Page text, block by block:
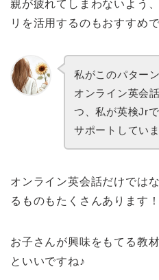
親が疲れてしまわないよう
リを活用するのもおすすめで
私がこのパター
オンライン英会
つ、私が英検Jr
サポートしていま
オンライン英会話だけでは
るものもたくさんあります！
お子さんが興味をもてる教
といいですね♪